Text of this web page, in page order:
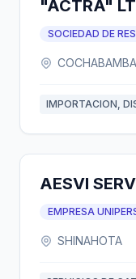
"ACTRA"
SOCIEDAD DE
COCHABAMBA
IMPORTACION,
AESVI
EMPRESA
SHINAHOTA